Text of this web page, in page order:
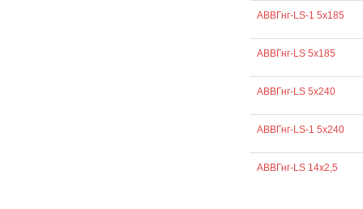
АВВГнг-LS-1 5х185
АВВГнг-LS 5х185
АВВГнг-LS 5х240
АВВГнг-LS-1 5х240
АВВГнг-LS 14х2,5